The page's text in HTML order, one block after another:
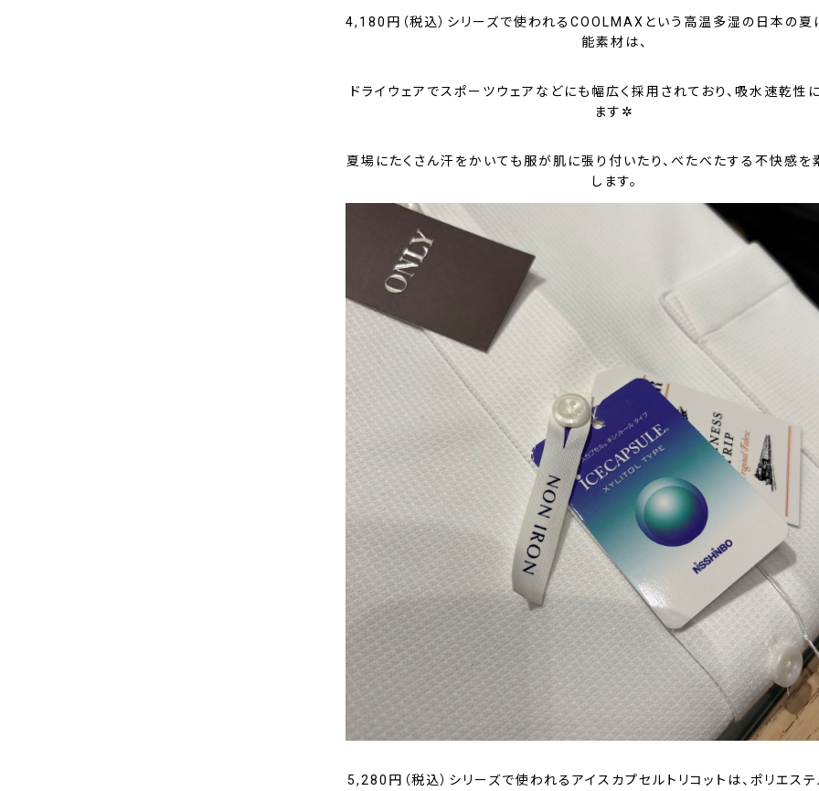
4,180円（税込）シリーズで使われるCOOLMAXという高温多湿の日本の夏
能素材は、
ドライウェアでスポーツウェアなどにも幅広く採用されており、吸水速乾性
ます✲
夏場にたくさん汗をかいても服が肌に張り付いたり、べたべたする不快感を
します。
5,280円（税込）シリーズで使われるアイスカプセルトリコットは、ポリエス